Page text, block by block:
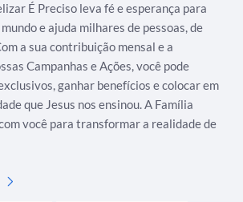
É Preciso leva fé e esperança para
e ajuda milhares de pessoas, de
a sua contribuição mensal e a
Campanhas e Ações, você pode
ganhar benefícios e colocar em
que Jesus nos ensinou. A Família
você para transformar a realidade de